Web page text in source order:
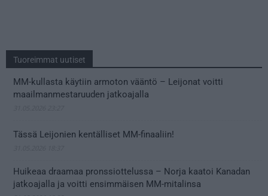
Tuoreimmat uutiset
MM-kullasta käytiin armoton vääntö – Leijonat voitti
maailmanmestaruuden jatkoajalla
Tässä Leijonien kentälliset MM-finaaliin!
Huikeaa draamaa pronssiottelussa – Norja kaatoi Kanadan
jatkoajalla ja voitti ensimmäisen MM-mitalinsa